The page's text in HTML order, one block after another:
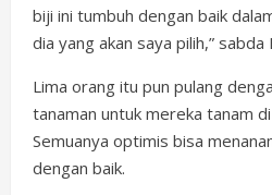
biji ini tumbuh dengan baik
dia yang akan saya pilih,” sabda
Lima orang itu pun pulang
tanaman untuk mereka tanam
Semuanya optimis bisa
dengan baik.